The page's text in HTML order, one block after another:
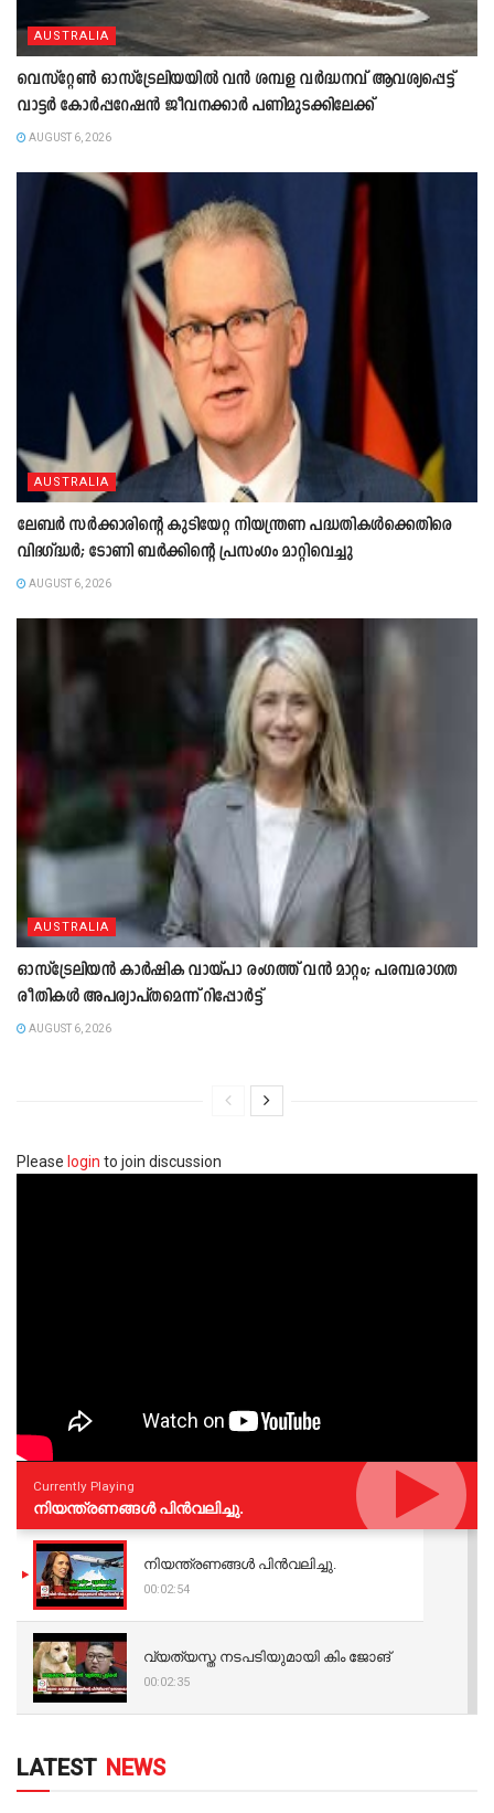
AUSTRALIA
വെസ്റ്റേൺ ഓസ്‌ട്രേലിയയിൽ വൻ ശമ്പള വർദ്ധനവ് ആവശ്യപ്പെട്ട്
വാട്ടർ കോർപ്പറേഷൻ ജീവനക്കാർ പണിമുടക്കിലേക്ക്
AUGUST 6, 2026
AUSTRALIA
ലേബർ സർക്കാരിന്റെ കുടിയേറ്റ നിയന്ത്രണ പദ്ധതികൾക്കെതിരെ
വിദഗ്ദ്ധർ; ടോണി ബർക്കിന്റെ പ്രസംഗം മാറ്റിവെച്ചു
AUGUST 6, 2026
AUSTRALIA
ഓസ്‌ട്രേലിയൻ കാർഷിക വായ്പാ രംഗത്ത് വൻ മാറ്റം; പരമ്പരാഗത
രീതികൾ അപര്യാപ്തമെന്ന് റിപ്പോർട്ട്
AUGUST 6, 2026
Please login to join discussion
Currently Playing
നിയന്ത്രണങ്ങള്‍ പിന്‍വലിച്ചു.
നിയന്ത്രണങ്ങള്‍ പിന്‍വലിച്ചു.
00:02:54
വ്യത്യസ്ത നടപടിയുമായി കിം ജോങ്
00:02:35
LATEST NEWS